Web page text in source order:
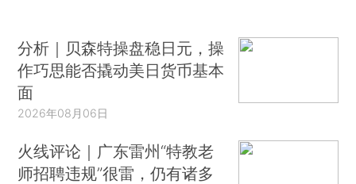
分析｜贝森特操盘稳日元，操
作巧思能否撬动美日货币基本
面
2026年08月06日
火线评论｜广东雷州“特教老
师招聘违规”很雷，仍有诸多